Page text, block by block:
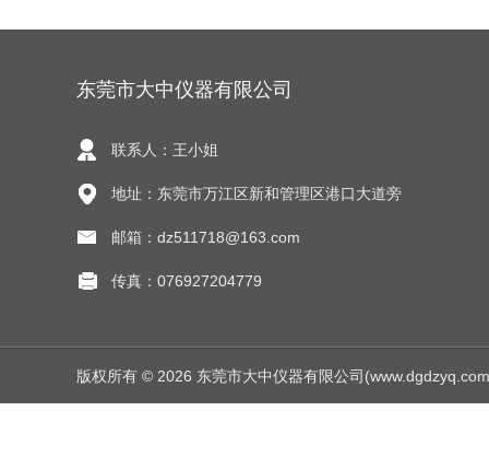
东莞市大中仪器有限公司
联系人：王小姐
地址：东莞市万江区新和管理区港口大道旁
邮箱：dz511718@163.com
传真：076927204779
版权所有 © 2026 东莞市大中仪器有限公司